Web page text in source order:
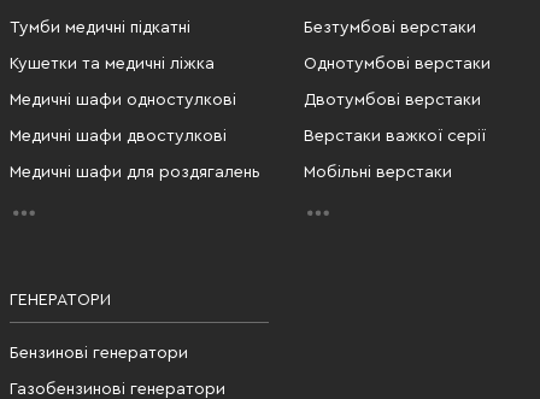
Тумби медичні підкатні
Кушетки та медичні ліжка
Медичні шафи одностулкові
Медичні шафи двостулкові
Медичні шафи для роздягалень
Безтумбові верстаки
Однотумбові верстаки
Двотумбові верстаки
Верстаки важкої серії
Мобільні верстаки
ГЕНЕРАТОРИ
Бензинові генератори
Газобензинові генератори